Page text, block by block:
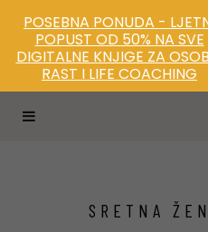
SRETNA
POSEBNA PONUDA -
POPUST OD 50% NA SVE
DIGITALNE KNJIGE ZA
RAST I LIFE COACHING